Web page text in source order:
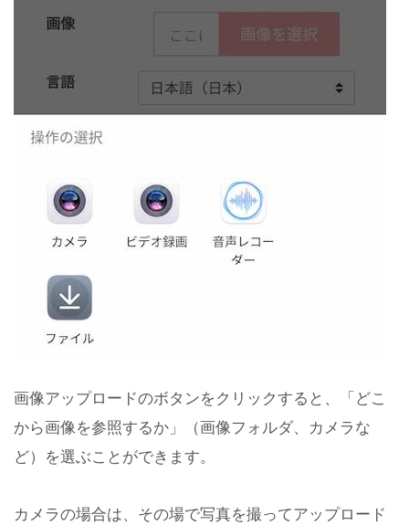
画像アップロードのボタンをクリックすると、「どこ
から画像を参照するか」（画像フォルダ、カメラな
ど）を選ぶことができます。
カメラの場合は、その場で写真を撮ってアップロード